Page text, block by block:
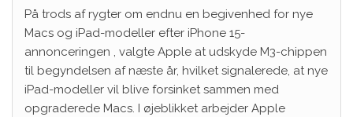
På trods af rygter om endnu en begivenhed for nye
Macs og iPad-modeller efter iPhone 15-
annonceringen , valgte Apple at udskyde M3-chippen
til begyndelsen af ​​næste år, hvilket signalerede, at nye
iPad-modeller vil blive forsinket sammen med
opgraderede Macs. I øjeblikket arbejder Apple